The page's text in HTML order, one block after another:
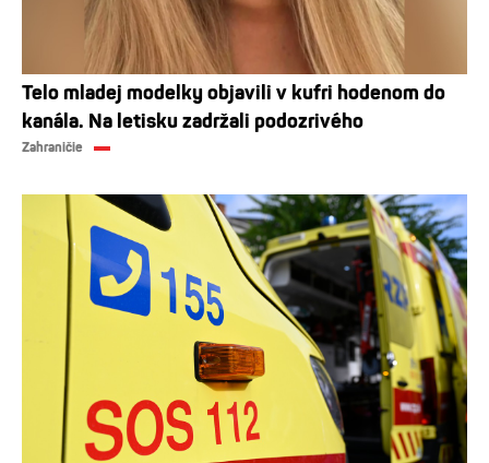
Telo mladej modelky objavili v kufri hodenom do
kanála. Na letisku zadržali podozrivého
Zahraničie